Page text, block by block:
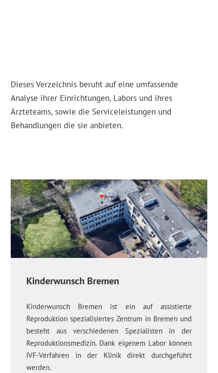
Dieses Verzeichnis beruht auf eine umfassende
Analyse ihrer Einrichtungen, Labors und ihres
Ärzteteams, sowie die Serviceleistungen und
Behandlungen die sie anbieten.
Kinderwunsch Bremen
Kinderwunsch Bremen ist ein auf assistierte
Reproduktion spezialisiertes Zentrum in Bremen und
besteht aus verschiedenen Spezialisten in der
Reproduktionsmedizin. Dank eigenem Labor können
IVF-Verfahren in der Klinik direkt durchgeführt
werden.